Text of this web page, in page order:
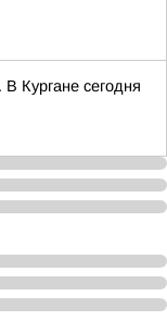
Кургане сегодня